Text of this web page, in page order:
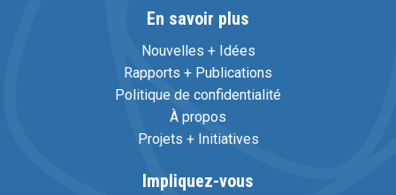
En savoir plus
Nouvelles + Idées
Rapports + Publications
Politique de confidentialité
À propos
Projets + Initiatives
Impliquez-vous